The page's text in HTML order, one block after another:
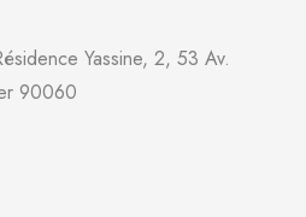
Yassine, 2, 53 Av.
90060